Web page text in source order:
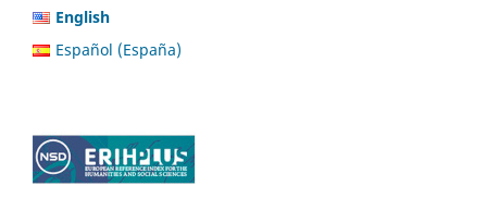
English
Español (España)